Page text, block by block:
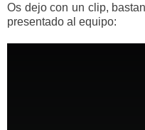
Os dejo con un clip,
presentado al equipo: